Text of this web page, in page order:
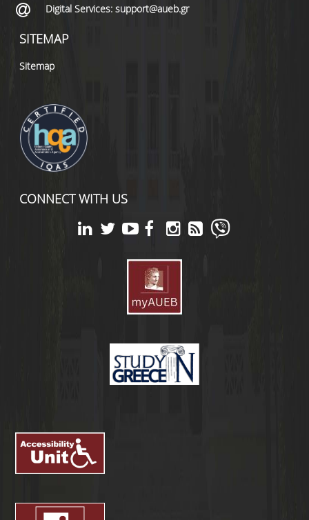
Digital Services: support@aueb.gr
SITEMAP
Sitemap
CONNECT WITH US